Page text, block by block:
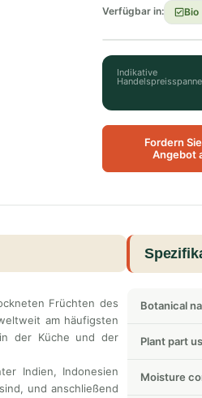
Verfügbar in: Bio
Indikative
Handelspreisspanne
Fordern
Angebot
Früchten des
am häufigsten
der Küche und der
Indien, Indonesien
und anschließend
Botanical
Plant part
Moisture